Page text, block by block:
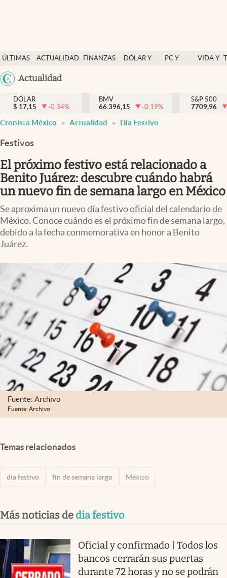
ÚLTIMAS
NOTICIAS
ACTUALIDAD
FINANZAS
DÓLAR Y
PC Y
VIDA Y
México
Actualidad
Actualidad
Finanzas y economía
Dólar y mercados
Pc y celular
Vida y estilo
Tv
Clima
Mediakit
abre en nueva pestaña
México
DÓLAR
$ 17,15 -0.34%
BMV
66.396,15
-0.19%
S&P 500
7709,96
Cronista México Actualidad Dia Festivo
Festivos
El próximo festivo está relacionado a
Benito Juárez: descubre cuándo habrá
un nuevo fin de semana largo en México
Se aproxima un nuevo día festivo oficial del calendario de
México. Conoce cuándo es el próximo fin de semana largo,
debido a la fecha conmemorativa en honor a Benito
Juárez.
Fuente: Archivo
Fuente: Archivo
Temas relacionados
dia festivo fin de semana largo México
Más noticias de dia festivo
Oficial y confirmado | Todos los
bancos cerrarán sus puertas
durante 72 horas y no se podrán